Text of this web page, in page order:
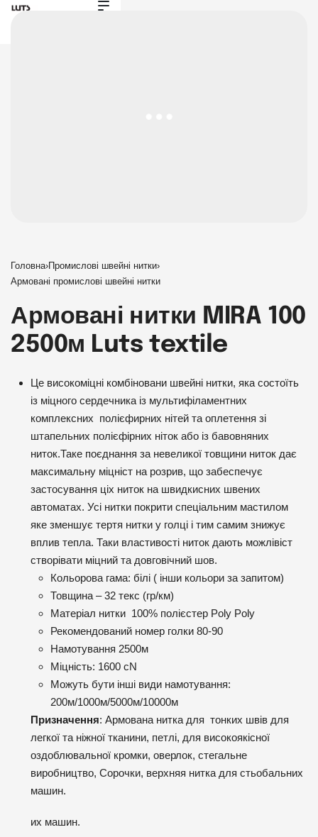
Головна›Промислові швейні нитки›
Армовані промислові швейні нитки
Армовані нитки MIRA 100
2500м Luts textile
Це високоміцні комбіновани швейні нитки, яка состоїть
із міцного сердечника із мультифіламентних
комплексних полієфирних нітей та оплетення зі
штапельних полієфірних ніток або із бавовняних
ниток.Таке поєднання за невеликої товщини ниток дає
максимальну міцніст на розрив, що забеспечує
застосування ціх ниток на швидкисних швених
автоматах. Усі нитки покрити спеціальним мастилом
яке зменшує тертя нитки у голці і тим самим знижує
вплив тепла. Таки властивості ниток дають можлівіст
створівати міцний та довговічний шов.
Кольорова гама: білі ( інши кольори за запитом)
Товщина – 32 текс (гр/км)
Матеріал нитки 100% полієстер Poly Poly
Рекомендований номер голки 80-90
Намотування 2500м
Міцність: 1600 cN
Можуть бути інші види намотування:
200м/1000м/5000м/10000м
Призначення: Армована нитка для тонких швів для
легкої та ніжної тканини, петлі, для високоякісної
оздоблювальної кромки, оверлок, стегальне
виробництво, Сорочки, верхняя нитка для стьобальних
машин.
их машин.